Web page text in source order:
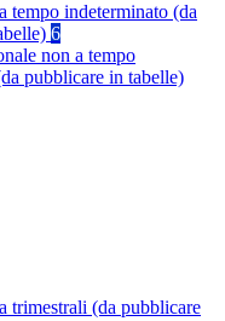
tempo indeterminato (da
6
non a tempo
pubblicare in tabelle)
trimestrali (da pubblicare